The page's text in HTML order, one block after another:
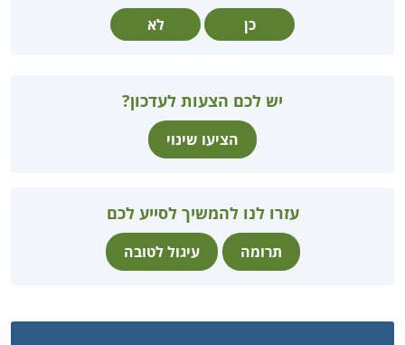
כן לא
יש לכם הצעות לעדכון?
הציעו שינוי
עזרו לנו להמשיך לסייע לכם
תרומה עיגול לטובה